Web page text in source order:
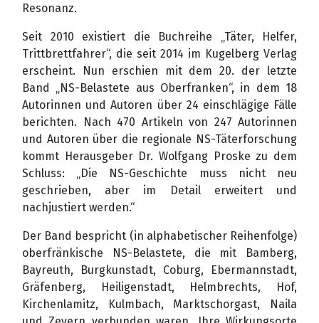
Resonanz.
Seit 2010 existiert die Buchreihe „Täter, Helfer,
Trittbrettfahrer“, die seit 2014 im Kugelberg Verlag
erscheint. Nun erschien mit dem 20. der letzte
Band „NS-Belastete aus Oberfranken“, in dem 18
Autorinnen und Autoren über 24 einschlägige Fälle
berichten. Nach 470 Artikeln von 247 Autorinnen
und Autoren über die regionale NS-Täterforschung
kommt Herausgeber Dr. Wolfgang Proske zu dem
Schluss: „Die NS-Geschichte muss nicht neu
geschrieben, aber im Detail erweitert und
nachjustiert werden.“
Der Band bespricht (in alphabetischer Reihenfolge)
oberfränkische NS-Belastete, die mit Bamberg,
Bayreuth, Burgkunstadt, Coburg, Ebermannstadt,
Gräfenberg, Heiligenstadt, Helmbrechts, Hof,
Kirchenlamitz, Kulmbach, Marktschorgast, Naila